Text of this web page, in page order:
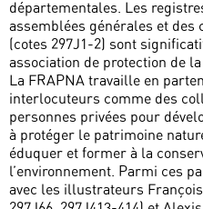
départementales. Les
assemblées générales et des
(cotes 297J1-2) sont
association de protection de
La FRAPNA travaille en
interlocuteurs comme des
personnes privées pour
à protéger le patrimoine
éduquer et former à la
l’environnement. Parmi ces
avec les illustrateurs François